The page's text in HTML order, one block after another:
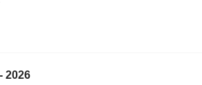
2026